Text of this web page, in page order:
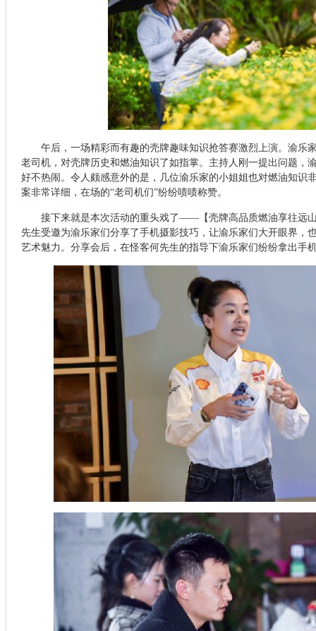
午后，一场精彩而有趣的壳牌趣味知识抢答赛激烈上演。渝乐
老司机，对壳牌历史和燃油知识了如指掌。主持人刚一提出问题，
好不热闹。令人颇感意外的是，几位渝乐家的小姐姐也对燃油知识
案非常详细，在场的“老司机们”纷纷啧啧称赞。
接下来就是本次活动的重头戏了——【壳牌高品质燃油享往远
先生受邀为渝乐家们分享了手机摄影技巧，让渝乐家们大开眼界，
艺术魅力。分享会后，在怪客何先生的指导下渝乐家们纷纷拿出手